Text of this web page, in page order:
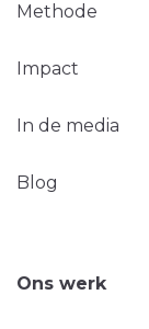
Methode
Impact
In de media
Blog
Ons werk